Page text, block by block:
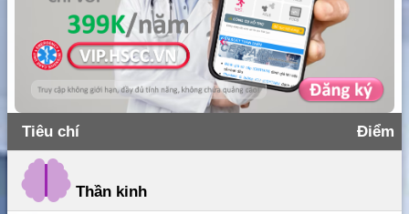
Tiêu chí Điểm
Thần kinh